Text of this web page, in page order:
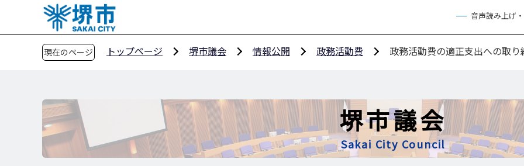
ペ
音声読み上げ
現在のページ トップページ 堺市議会 情報公開 政務活動費 政務活動費の適正支出への取り
堺市議会
Sakai City Council